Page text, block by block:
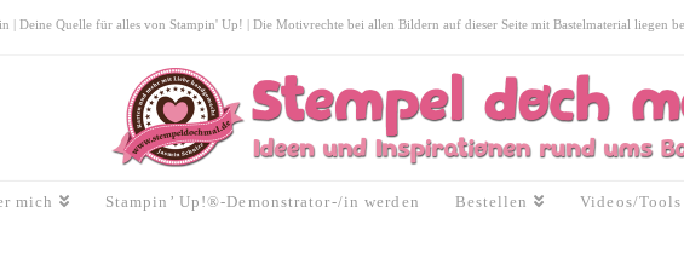
| Deine Quelle für alles von Stampin' Up! | Die Motivrechte bei allen Bildern auf dieser Seite mit Bastelmaterial liegen
mich Stampin’ Up!®-Demonstrator-/in werden Bestellen Videos/Tools